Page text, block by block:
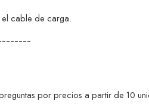
cable de carga.
por precios a partir de 10